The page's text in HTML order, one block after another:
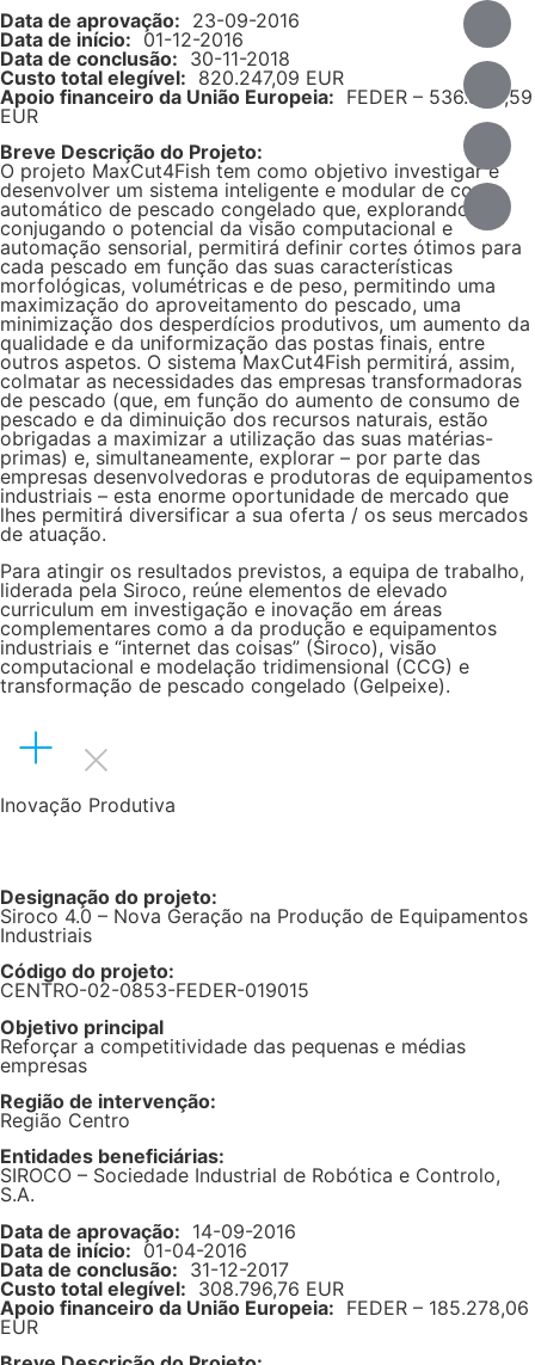
Data de aprovação: 23-09-2016
Data de início: 01-12-2016
Data de conclusão: 30-11-2018
Custo total elegível: 820.247,09 EUR
Apoio financeiro da União Europeia: FEDER – 536.840,59
EUR
Breve Descrição do Projeto:
O projeto MaxCut4Fish tem como objetivo investigar e
desenvolver um sistema inteligente e modular de corte
automático de pescado congelado que, explorando e
conjugando o potencial da visão computacional e
automação sensorial, permitirá definir cortes ótimos para
cada pescado em função das suas características
morfológicas, volumétricas e de peso, permitindo uma
maximização do aproveitamento do pescado, uma
minimização dos desperdícios produtivos, um aumento da
qualidade e da uniformização das postas finais, entre
outros aspetos. O sistema MaxCut4Fish permitirá, assim,
colmatar as necessidades das empresas transformadoras
de pescado (que, em função do aumento de consumo de
pescado e da diminuição dos recursos naturais, estão
obrigadas a maximizar a utilização das suas matérias-
primas) e, simultaneamente, explorar – por parte das
empresas desenvolvedoras e produtoras de equipamentos
industriais – esta enorme oportunidade de mercado que
lhes permitirá diversificar a sua oferta / os seus mercados
de atuação.
Para atingir os resultados previstos, a equipa de trabalho,
liderada pela Siroco, reúne elementos de elevado
curriculum em investigação e inovação em áreas
complementares como a da produção e equipamentos
industriais e “internet das coisas” (Siroco), visão
computacional e modelação tridimensional (CCG) e
transformação de pescado congelado (Gelpeixe).
Inovação Produtiva
Designação do projeto:
Siroco 4.0 – Nova Geração na Produção de Equipamentos
Industriais
Código do projeto:
CENTRO-02-0853-FEDER-019015
Objetivo principal
Reforçar a competitividade das pequenas e médias
empresas
Região de intervenção:
Região Centro
Entidades beneficiárias:
SIROCO – Sociedade Industrial de Robótica e Controlo,
S.A.
Data de aprovação: 14-09-2016
Data de início: 01-04-2016
Data de conclusão: 31-12-2017
Custo total elegível: 308.796,76 EUR
Apoio financeiro da União Europeia: FEDER – 185.278,06
EUR